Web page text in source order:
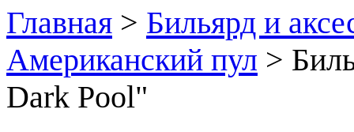
Главная > Бильярд и
Американский пул >
Dark Pool"